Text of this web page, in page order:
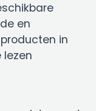
en
in